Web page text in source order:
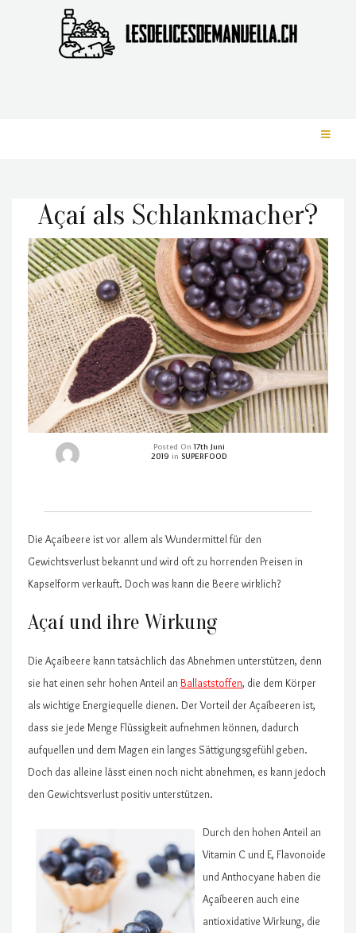
Açaí als Schlankmacher?
Posted On17th Juni
2019 in SUPERFOOD
Die Açaíbeere ist vor allem als Wundermittel für den
Gewichtsverlust bekannt und wird oft zu horrenden Preisen in
Kapselform verkauft. Doch was kann die Beere wirklich?
Açaí und ihre Wirkung
Die Açaíbeere kann tatsächlich das Abnehmen unterstützen, denn
sie hat einen sehr hohen Anteil an Ballaststoffen, die dem Körper
als wichtige Energiequelle dienen. Der Vorteil der Açaíbeeren ist,
dass sie jede Menge Flüssigkeit aufnehmen können, dadurch
aufquellen und dem Magen ein langes Sättigungsgefühl geben.
Doch das alleine lässt einen noch nicht abnehmen, es kann jedoch
den Gewichtsverlust positiv unterstützen.
Durch den hohen Anteil an
Vitamin C und E, Flavonoide
und Anthocyane haben die
Açaíbeeren auch eine
antioxidative Wirkung, die